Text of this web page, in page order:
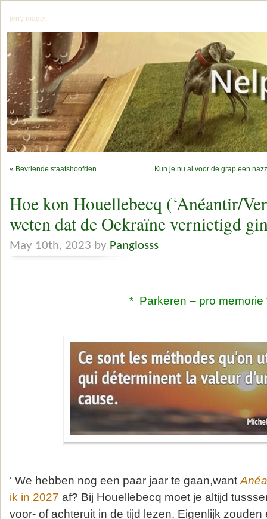
jerry mager
« Bevriende staatshoofden Kun je nu al voor de grap een
Hoe kon Houellebecq (‘Anéantir/
weten dat de Oekraïne vernietigd
May 10th, 2023 by Panglosss
* Parkeren – pro memorie
‘ We hebben nog een paar jaar te gaan,want
ik in 2027 af? Bij Houellebecq moet je altijd
voor- of achteruit in de tijd lezen. Eigenlijk zouden